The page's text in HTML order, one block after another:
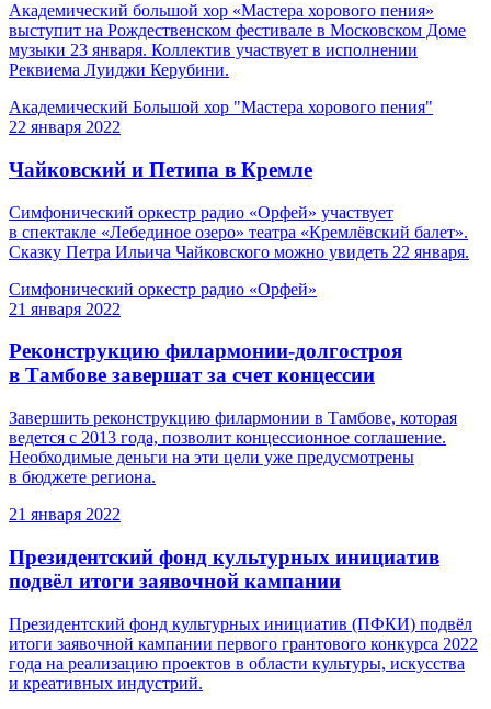
Академический большой хор «Мастера хорового пения»
выступит на Рождественском фестивале в Московском Доме
музыки 23 января. Коллектив участвует в исполнении
Реквиема Луиджи Керубини.
Академический Большой хор "Мастера хорового пения"
22 января 2022
Чайковский и Петипа в Кремле
Симфонический оркестр радио «Орфей» участвует
в спектакле «Лебединое озеро» театра «Кремлёвский балет».
Сказку Петра Ильича Чайковского можно увидеть 22 января.
Симфонический оркестр радио «Орфей»
21 января 2022
Реконструкцию филармонии-долгостроя
в Тамбове завершат за счет концессии
Завершить реконструкцию филармонии в Тамбове, которая
ведется с 2013 года, позволит концессионное соглашение.
Необходимые деньги на эти цели уже предусмотрены
в бюджете региона.
21 января 2022
Президентский фонд культурных инициатив
подвёл итоги заявочной кампании
Президентский фонд культурных инициатив (ПФКИ) подвёл
итоги заявочной кампании первого грантового конкурса 2022
года на реализацию проектов в области культуры, искусства
и креативных индустрий.